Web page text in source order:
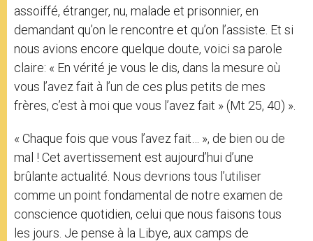
assoiffé, étranger, nu, malade et prisonnier, en
demandant qu’on le rencontre et qu’on l’assiste. Et si
nous avions encore quelque doute, voici sa parole
claire: « En vérité je vous le dis, dans la mesure où
vous l’avez fait à l’un de ces plus petits de mes
frères, c’est à moi que vous l’avez fait » (Mt 25, 40) ».
« Chaque fois que vous l’avez fait… », de bien ou de
mal ! Cet avertissement est aujourd’hui d’une
brûlante actualité. Nous devrions tous l’utiliser
comme un point fondamental de notre examen de
conscience quotidien, celui que nous faisons tous
les jours. Je pense à la Libye, aux camps de